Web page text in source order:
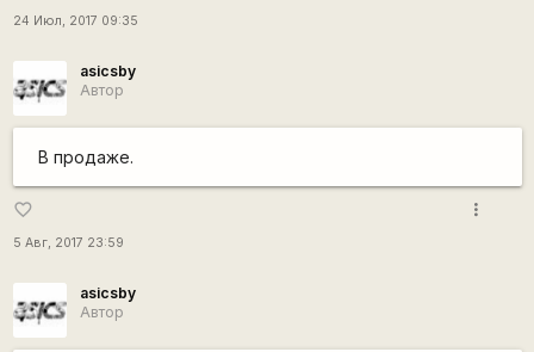
24 Июл, 2017 09:35
asicsby
Автор
В продаже.
favorite_border
5 Авг, 2017 23:59
more_vert
asicsby
Автор